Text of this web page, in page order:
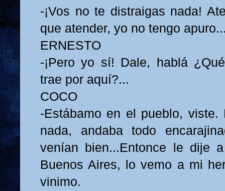
-¡Vos no te distraigas nada!
que atender, yo no tengo
ERNESTO
-¡Pero yo sí! Dale, hablá
trae por aquí?...
COCO
-Estábamo en el pueblo,
nada, andaba todo
venían bien...Entonce le dije
Buenos Aires, lo vemo a mi
vinimo.